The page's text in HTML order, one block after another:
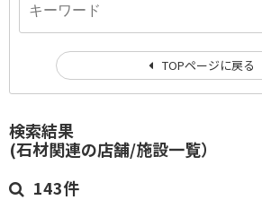
検索結果
(石材関連の店舗/施設一覧）
143件
TOPページに戻る